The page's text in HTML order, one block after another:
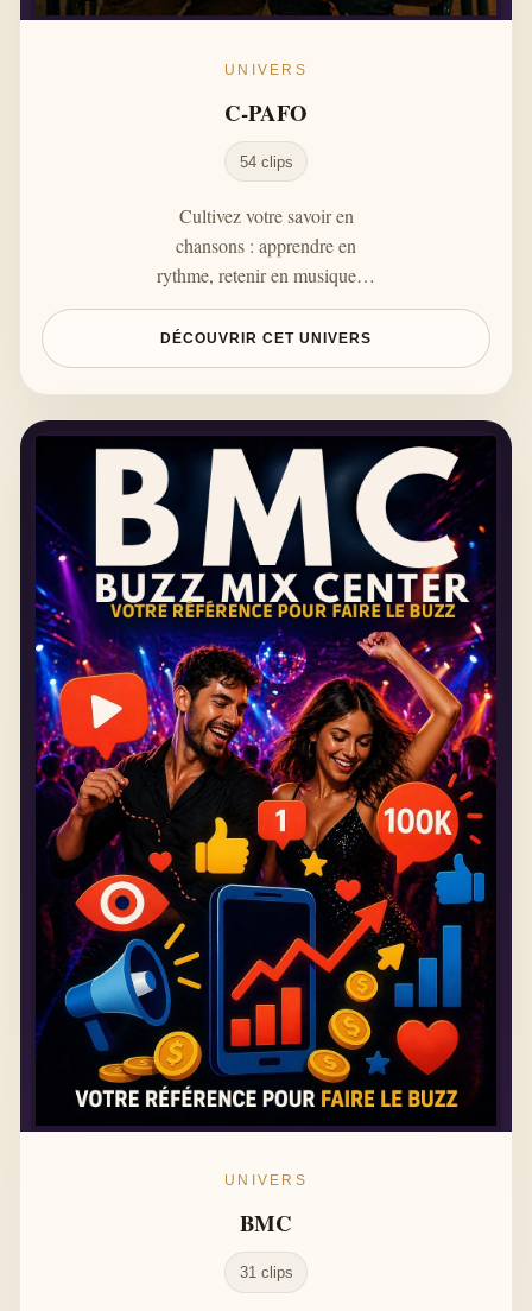
UNIVERS
C-PAFO
54 clips
Cultivez votre savoir en
chansons : apprendre en
rythme, retenir en musique…
DÉCOUVRIR CET UNIVERS
UNIVERS
BMC
31 clips